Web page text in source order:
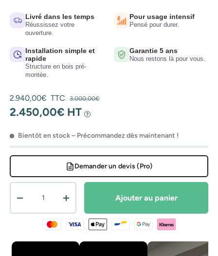
Livré dans les temps
Réussissez votre
ouverture.
Pour usage intensif
Pensé pour durer.
Installation simple et
rapide
Structure en bois pré-
montée.
Garantie 5 ans
Nous restons là pour vous.
Prix soldé
2.940,00€ TTC Prix habituel
3.000,00€
2.450,00€ HT ?
Bientôt en stock – Précommandez dès maintenant !
Demander un devis (Pro)
Diminuer la quantitéAugmenter la quantitéAjouter au panier